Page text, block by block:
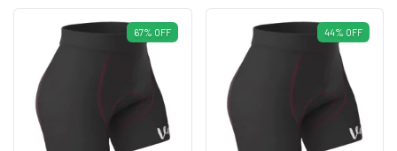
67% OFF 44% OFF